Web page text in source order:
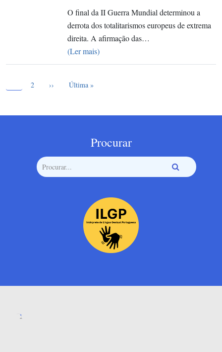
O final da II Guerra Mundial determinou a
derrota dos totalitarismos europeus de extrema
direita. A afirmação das…
(Ler mais)
Page
2 Próxima página
›› Última página
Última »
Procurar